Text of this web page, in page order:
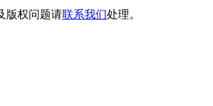
版权问题请联系我们处理。